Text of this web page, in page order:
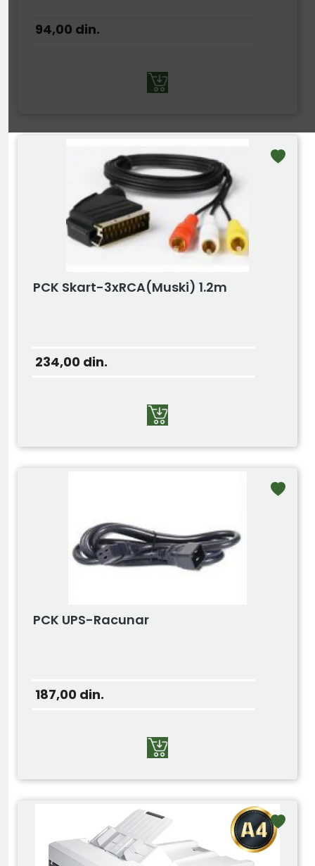
94,00 din.
PCK Skart-3xRCA(muski) 1.2m
234,00 din.
PCK UPS-Racunar
187,00 din.